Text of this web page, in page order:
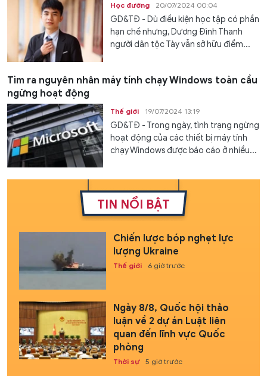
Học đường 20/07/2024 00:04
GD&TĐ - Dù điều kiện học tập có phần
hạn chế nhưng, Dương Đình Thanh
người dân tộc Tày vẫn sở hữu điểm...
Tìm ra nguyên nhân máy tính chạy Windows toàn cầu
ngừng hoạt động
Thế giới 19/07/2024 13:19
GD&TĐ - Trong ngày, tình trạng ngừng
hoạt động của các thiết bị máy tính
chạy Windows được báo cáo ở nhiều...
TIN NỔI BẬT
Chiến lược bóp nghẹt lực
lượng Ukraine
Thế giới 6 giờ trước
Ngày 8/8, Quốc hội thảo
luận về 2 dự án Luật liên
quan đến lĩnh vực Quốc
phòng
Thời sự 5 giờ trước